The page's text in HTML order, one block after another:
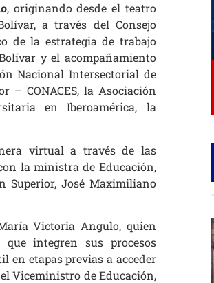
, originando desde el teatro
a través del Consejo
de la estrategia de trabajo
y el acompañamiento
Nacional Intersectorial de
– CONACES, la Asociación
en Iberoamérica, la
virtual a través de las
la ministra de Educación,
Superior, José Maximiliano
Victoria Angulo, quien
integren sus procesos
en etapas previas a acceder
Viceministro de Educación,